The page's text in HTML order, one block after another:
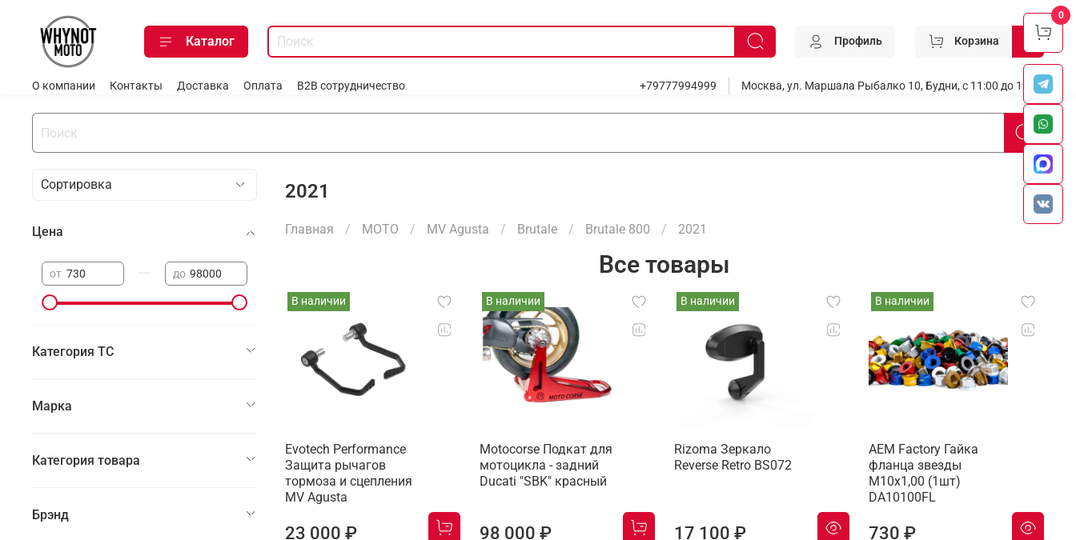
Каталог Профиль Корзина
О компании Контакты Доставка Оплата B2B сотрудничество +79777994999 Москва, ул. Маршала Рыбалко 10, Будни, с 11:00 до 19:00
2021
Главная МОТО MV Agusta Brutale Brutale 800 2021
Все товары
В наличии
Evotech Performance
Защита рычагов
тормоза и сцепления
MV Agusta
23 000 ₽
В наличии
Motocorse Подкат для
мотоцикла - задний
Ducati "SBK" красный
98 000 ₽
В наличии
Rizoma Зеркало
Reverse Retro BS072
17 100 ₽
В наличии
AEM Factory Гайка
фланца звезды
M10x1,00 (1шт)
DA10100FL
730 ₽
Цена
от до
Категория ТС
Марка
Категория товара
Брэнд
0